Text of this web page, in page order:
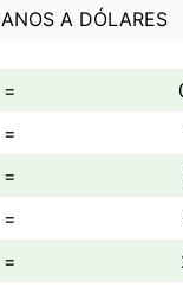
A DÓLARES
=
=
=
=
=